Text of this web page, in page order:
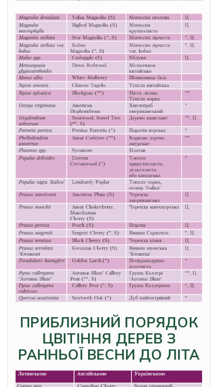
ПРИБЛИЗНИЙ ПОРЯДОК
ЦВІТІННЯ ДЕРЕВ З
РАННЬОЇ ВЕСНИ ДО ЛІТА